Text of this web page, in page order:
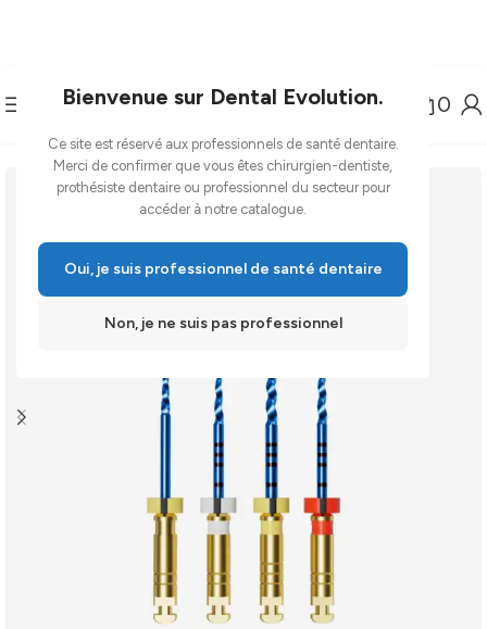
Bienvenue sur Dental Evolution.
Ce site est réservé aux professionnels de santé dentaire.
Merci de confirmer que vous êtes chirurgien-dentiste,
prothésiste dentaire ou professionnel du secteur pour
accéder à notre catalogue.
Oui, je suis professionnel de santé dentaire
Non, je ne suis pas professionnel
0